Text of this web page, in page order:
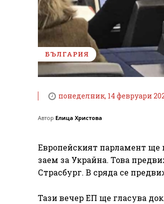
БЪЛГАРИЯ
понеделник, 14 февруари
Автор Елица Христова
Европейският парламент ще
заем за Украйна. Това
Страсбург. В сряда се
Тази вечер ЕП ще гласува